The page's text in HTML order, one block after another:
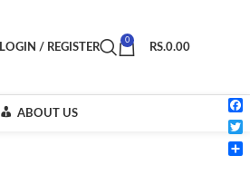
LOGIN / REGISTER
0
RS.0.00
ABOUT US